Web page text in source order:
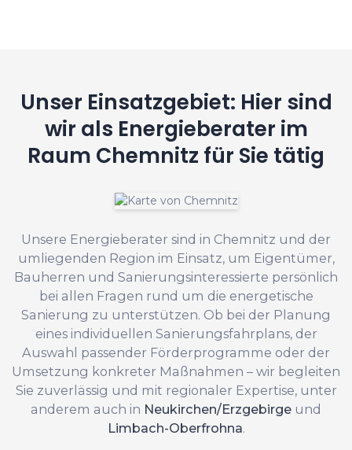
Unser Einsatzgebiet: Hier sind
wir als Energieberater im
Raum Chemnitz für Sie tätig
Unsere Energieberater sind in Chemnitz und der
umliegenden Region im Einsatz, um Eigentümer,
Bauherren und Sanierungsinteressierte persönlich
bei allen Fragen rund um die energetische
Sanierung zu unterstützen. Ob bei der Planung
eines individuellen Sanierungsfahrplans, der
Auswahl passender Förderprogramme oder der
Umsetzung konkreter Maßnahmen – wir begleiten
Sie zuverlässig und mit regionaler Expertise, unter
anderem auch in Neukirchen/Erzgebirge und
Limbach-Oberfrohna.